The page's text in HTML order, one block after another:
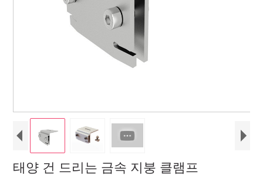
태양 건 드리는 금속 지붕 클램프